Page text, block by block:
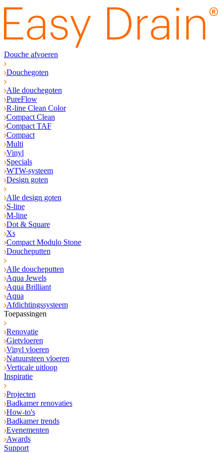
Douche afvoeren
Douchegoten
Alle douchegoten
PureFlow
R-line Clean Color
Compact Clean
Compact TAF
Compact
Multi
Vinyl
Specials
WTW-systeem
Design goten
Alle design goten
S-line
M-line
Dot & Square
Xs
Compact Modulo Stone
Doucheputten
Alle doucheputten
Aqua Jewels
Aqua Brilliant
Aqua
Afdichtingssysteem
Toepassingen
Renovatie
Gietvloeren
Vinyl vloeren
Natuursteen vloeren
Verticale uitloop
Inspiratie
Projecten
Badkamer renovaties
How-to's
Badkamer trends
Evenementen
Awards
Support